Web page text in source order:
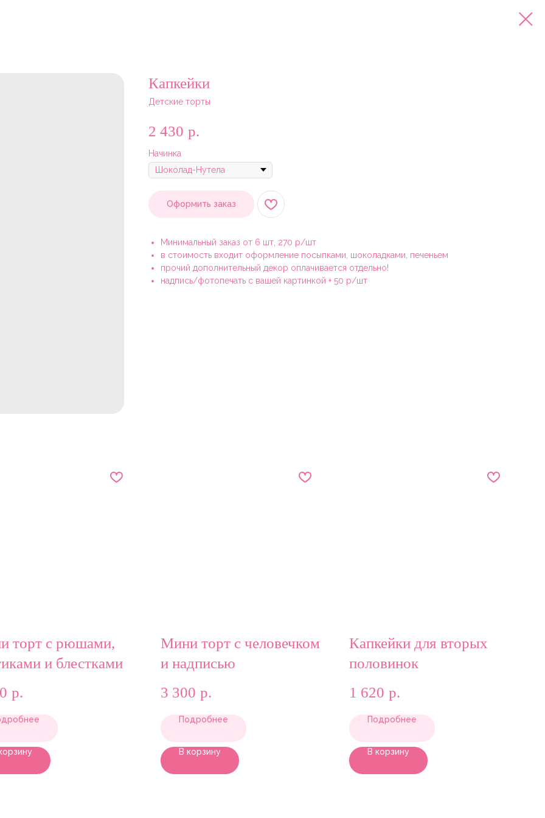
Капкейки
Детские торты
2 430 р.
Начинка
Оформить заказ
Минимальный заказ от 6 шт, 270 р/шт
в стоимость входит оформление посыпками, шоколадками, печеньем
прочий дополнительный декор оплачивается отдельно!
надпись/фотопечать с вашей картинкой + 50 р/шт
торт с рюшами,
и блестками
р.
Мини торт с человечком
и надписью
3 300 р.
Подробнее
В корзину
Капкейки для вторых
половинок
1 620 р.
Подробнее
В корзину